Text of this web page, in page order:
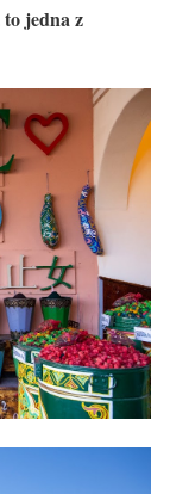
to jedna z